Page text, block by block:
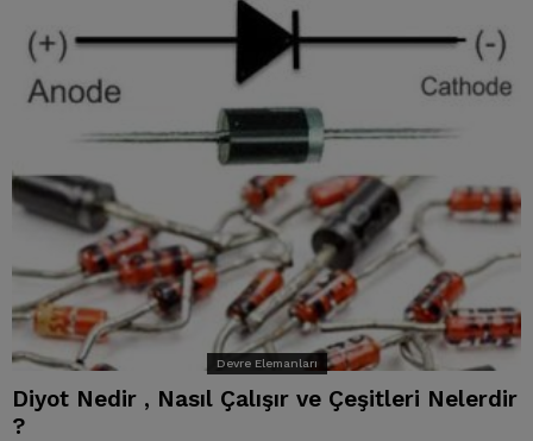
Devre Elemanları
Diyot Nedir , Nasıl Çalışır ve Çeşitleri Nelerdir
?